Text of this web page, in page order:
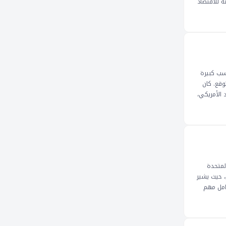
يكون لها
ستكون
كبيرة
كان
في
حيث يشير
مهم
أن